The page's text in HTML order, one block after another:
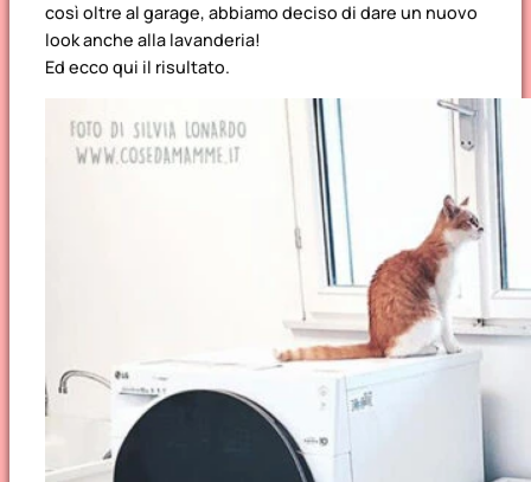
così oltre al garage, abbiamo deciso di dare un nuovo
look anche alla lavanderia!
Ed ecco qui il risultato.